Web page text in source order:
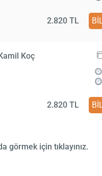
2.820 TL
Koç
2.820 TL
görmek için tıklayınız.